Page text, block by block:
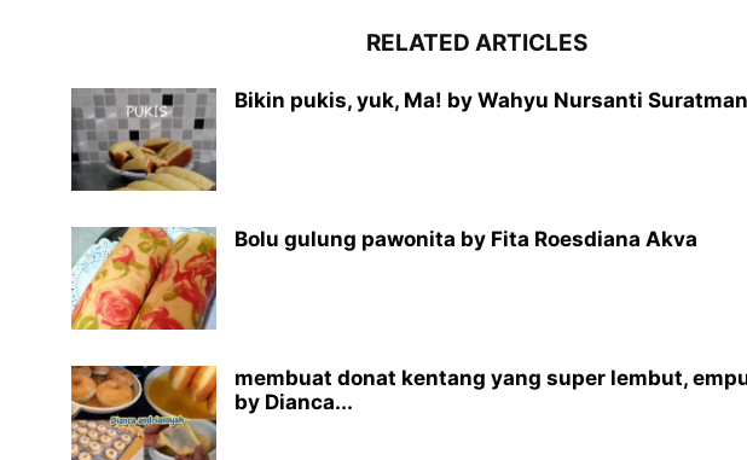
RELATED ARTICLES
Bikin pukis, yuk, Ma! by Wahyu Nursanti Suratman
Bolu gulung pawonita by Fita Roesdiana Akva
membuat donat kentang yang super lembut,
by Dianca...